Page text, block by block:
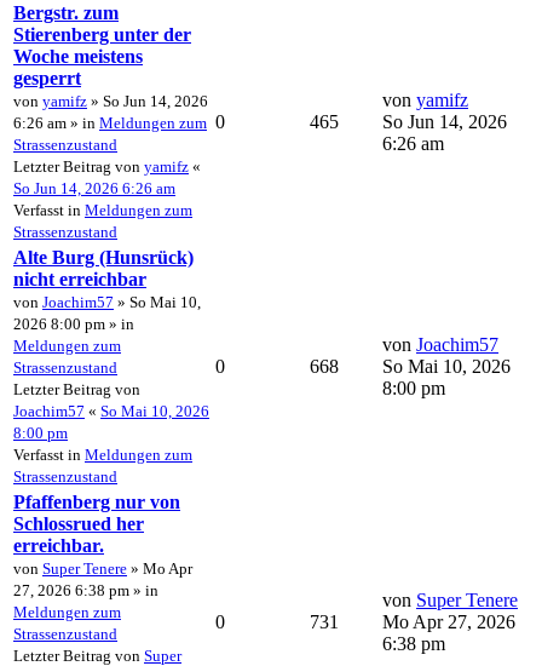
Bergstr. zum
Stierenberg unter der
Woche meistens
gesperrt
von yamifz » So Jun 14, 2026
6:26 am » in Meldungen zum
Strassenzustand
Letzter Beitrag von yamifz «
So Jun 14, 2026 6:26 am
Verfasst in Meldungen zum
Strassenzustand
0 465
von yamifz
So Jun 14, 2026
6:26 am
Alte Burg (Hunsrück)
nicht erreichbar
von Joachim57 » So Mai 10,
2026 8:00 pm » in
Meldungen zum
Strassenzustand
Letzter Beitrag von
Joachim57 « So Mai 10, 2026
8:00 pm
Verfasst in Meldungen zum
Strassenzustand
0 668
von Joachim57
So Mai 10, 2026
8:00 pm
Pfaffenberg nur von
Schlossrued her
erreichbar.
von Super Tenere » Mo Apr
27, 2026 6:38 pm » in
Meldungen zum
Strassenzustand
Letzter Beitrag von Super
0 731
von Super Tenere
Mo Apr 27, 2026
6:38 pm